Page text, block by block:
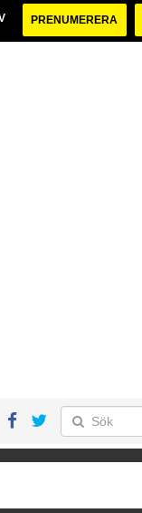
PRENUMERERA